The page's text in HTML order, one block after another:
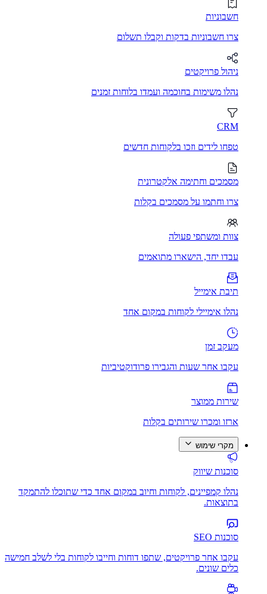
חשבוניות
צרו חשבוניות בדקות וקבלו תשלום
ניהול פרויקטים
נהלו משימות בחוכמה ועמדו בלוחות זמנים
CRM
טפחו לידים וזכו בלקוחות חדשים
מסמכים וחתימה אלקטרונית
צרו וחתמו על מסמכים בקלות
צוות ומשתפי פעולה
עבדו יחד, הישארו מתואמים
תיבת אימייל
נהלו אימיילי לקוחות במקום אחד
מעקב זמן
עקבו אחר שעות והגבירו פרודוקטיביות
שירות ממוצר
ארזו ומכרו שירותים בקלות
מקרי שימוש
סוכנות שיווק
נהלו קמפיינים, לקוחות וחיוב במקום אחד כדי שתוכלו להתמקד
בתוצאות.
סוכנות SEO
עקבו אחר פרויקטים, שתפו דוחות וחייבו לקוחות בלי לשלב חמישה
כלים שונים.